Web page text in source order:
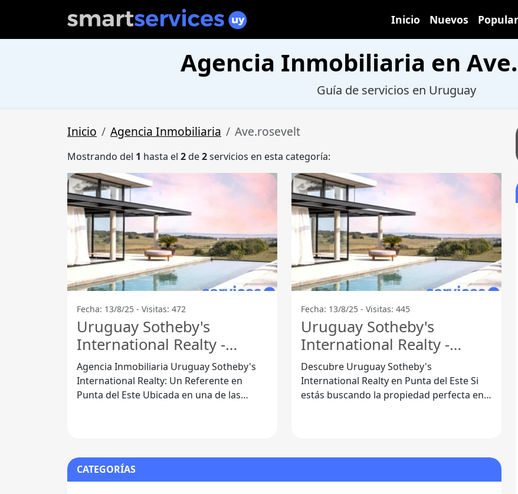
Inicio Nuevos
Agencia Inmobiliaria en
Guía de servicios en Uruguay
Inicio Agencia Inmobiliaria Ave.rosevelt
Mostrando del 1 hasta el 2de2servicios en esta categoría:
Fecha: 13/8/25 - Visitas: 472
Uruguay Sotheby's
International Realty -
Ave.Rosevelt
Agencia Inmobiliaria Uruguay Sotheby's
International Realty: Un Referente en
Punta del Este Ubicada en una de las
Fecha: 13/8/25 - Visitas: 445
Uruguay Sotheby's
International Realty -
Ave.Rosevelt
Descubre Uruguay Sotheby's
International Realty en Punta del Este Si
estás buscando la propiedad perfecta en
CATEGORÍAS